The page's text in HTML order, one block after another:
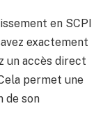
en SCPI
exactement
un accès direct
permet une
de son